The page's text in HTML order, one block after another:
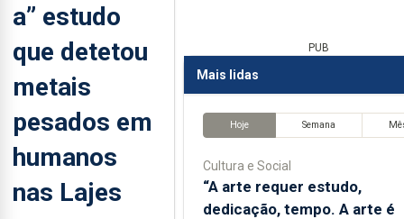
a” estudo
que detetou
metais
pesados em
humanos
nas Lajes
PUB
Mais lidas
Hoje Semana
Cultura e Social
“A arte requer estudo,
dedicação, tempo. A arte é